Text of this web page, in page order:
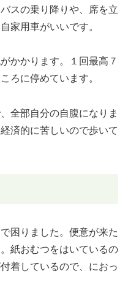
スの乗り降りや、席を立
家用車がいいです。
かかります。１回最高７
ろに停めています。
全部自分の自腹になりま
済的に苦しいので歩いて
困りました。便意が来た
紙おむつをはいているの
着しているので、におっ